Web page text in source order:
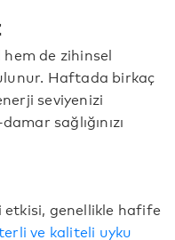
de zihinsel
Haftada birkaç
seviyenizi
sağlığınızı
etkisi, genellikle hafife
ve kaliteli uyku